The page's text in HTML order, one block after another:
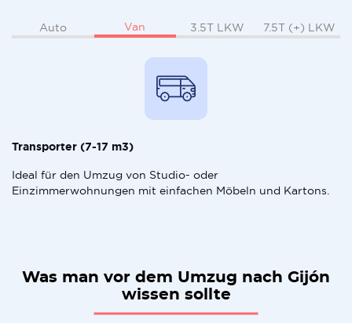
Auto Van 3.5T LKW 7.5T (+) LKW
Transporter (7-17 m3)
Ideal für den Umzug von Studio- oder
Einzimmerwohnungen mit einfachen Möbeln und Kartons.
Was man vor dem Umzug nach Gijón
wissen sollte